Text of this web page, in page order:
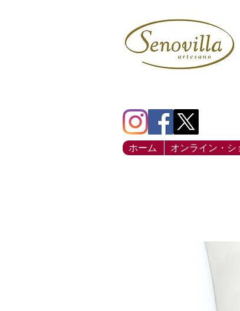
ホーム オンライン・シ